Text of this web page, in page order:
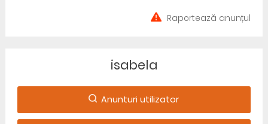
Raportează anunțul
isabela
Anunturi utilizator